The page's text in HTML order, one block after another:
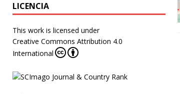
LICENCIA
This work is licensed under
Creative Commons Attribution 4.0
International